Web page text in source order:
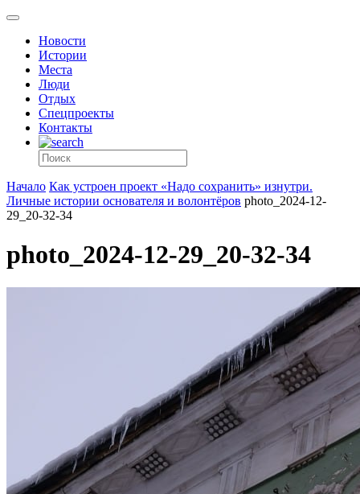
Новости
Истории
Места
Люди
Отдых
Спецпроекты
Контакты
Начало Как устроен проект «Надо сохранить» изнутри.
Личные истории основателя и волонтёров photo_2024-12-
29_20-32-34
photo_2024-12-29_20-32-34